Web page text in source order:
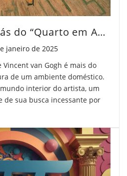
O que há por trás do “Quarto em Arles” de Van Gogh?
on
janeiro de 2025
Vincent van Gogh é mais do
de um ambiente doméstico.
interior do artista, um
de sua busca incessante por